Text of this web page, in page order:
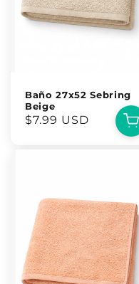
Baño 27x52 Sebring
Beige
Precio
$7.99 USD